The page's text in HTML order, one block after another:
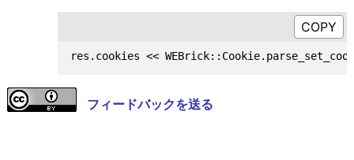
フィードバックを送る